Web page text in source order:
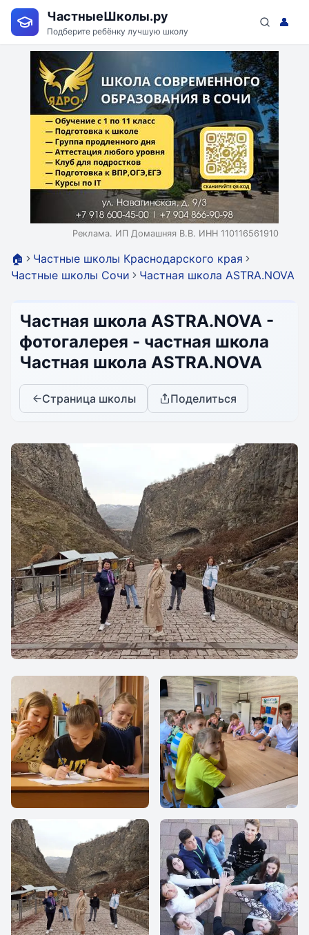
ЧастныеШколы.ру
Подберите ребёнку лучшую школу
👤
Реклама. ИП Домашняя В.В. ИНН 110116561910
🏠
Частные школы Краснодарского края
Частные школы Сочи
Частная школа ASTRA.NOVA
Частная школа ASTRA.NOVA -
фотогалерея - частная школа
Частная школа ASTRA.NOVA
Страница школы Поделиться
Школа Ядро плюс Школа Ядро плюс